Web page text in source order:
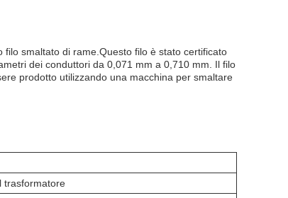
smaltato di rame.Questo filo è stato certificato
dei conduttori da 0,071 mm a 0,710 mm. Il filo
prodotto utilizzando una macchina per smaltare
trasformatore